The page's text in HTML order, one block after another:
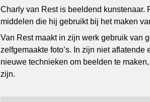
Charly van Rest is beeldend kunstenaar.
middelen die hij gebruikt bij het maken
Van Rest maakt in zijn werk gebruik van
zelfgemaakte foto’s. In zijn niet
nieuwe technieken om beelden te
zijn.